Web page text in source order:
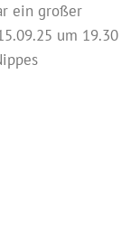
ein großer
um 19.30